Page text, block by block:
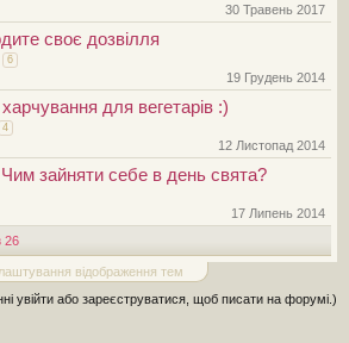
30 Травень 2017
своє дозвiлля
6
19 Грудень 2014
для вегетарів :)
4
12 Листопад 2014
зайняти себе в день свята?
17 Липень 2014
26
відображення тем
увійти або зареєструватися, щоб писати на форумі.)